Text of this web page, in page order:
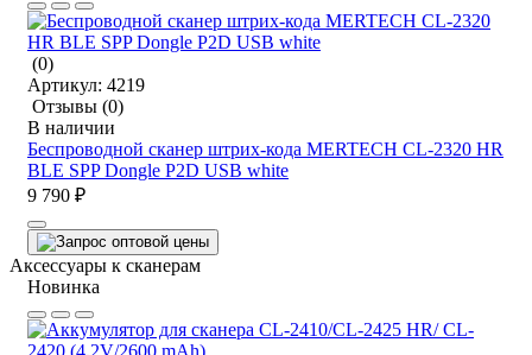
(0)
Артикул: 4219
Отзывы (0)
В наличии
Беспроводной сканер штрих-кода MERTECH CL-2320 HR
BLE SPP Dongle P2D USB white
9 790 ₽
Аксессуары к сканерам
Новинка